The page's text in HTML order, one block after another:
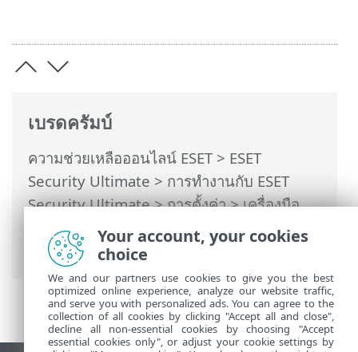
เบรดครัมบ์
ความช่วยเหลือออนไลน์ ESET> ESET
Security Ultimate > การทำงานกับ ESET
Security Ultimate>การตั้งค่า>เครื่องมือ
ความปลอดภัย
Anti-Theft
ข้อความ - Anti-Theft > ตั้งค่าชื่ออุปกรณ์
Your account, your cookies
choice
We and our partners use cookies to give you the best
optimized online experience, analyze our website traffic,
and serve you with personalized ads. You can agree to the
collection of all cookies by clicking "Accept all and close",
decline all non-essential cookies by choosing "Accept
essential cookies only", or adjust your cookie settings by